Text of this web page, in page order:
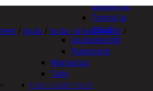
asetelmat
Tontut ja
muut
Joulutekstiilit
Paketointi
Marjastus
Talvi
Päivittäistavarat
/ Joulu / Joulu- ja kausivalot /
POROT 3KPL